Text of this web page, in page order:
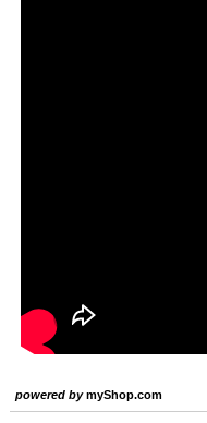
powered bymyShop.com